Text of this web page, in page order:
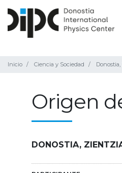
Inicio Ciencia y Sociedad
Origen
DONOSTIA,